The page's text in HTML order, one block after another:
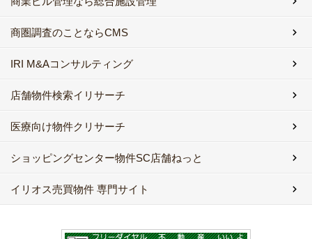
商圏調査のことならCMS
IRI M&Aコンサルティング
店舗物件検索イリサーチ
医療向け物件クリサーチ
ショッピングセンター物件SC店舗ねっと
イリオス売買物件 専門サイト